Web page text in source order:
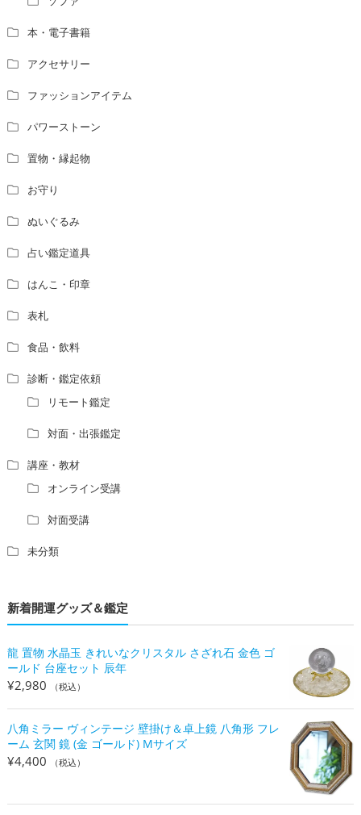
本・電子書籍
アクセサリー
ファッションアイテム
パワーストーン
置物・縁起物
お守り
ぬいぐるみ
占い鑑定道具
はんこ・印章
表札
食品・飲料
診断・鑑定依頼
リモート鑑定
対面・出張鑑定
講座・教材
オンライン受講
対面受講
未分類
新着開運グッズ＆鑑定
龍 置物 水晶玉 きれいなクリスタル さざれ石 金色 ゴ
ールド 台座セット 辰年
¥2,980 （税込）
八角ミラー ヴィンテージ 壁掛け＆卓上鏡 八角形 フレ
ーム 玄関 鏡 (金 ゴールド) Mサイズ
¥4,400 （税込）